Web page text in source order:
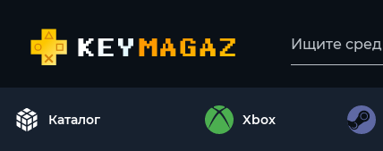
Каталог Xbox